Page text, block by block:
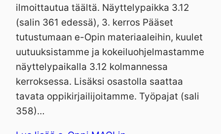
ilmoittautua täältä. Näyttelypaikka 3.12
(salin 361 edessä), 3. kerros Pääset
tutustumaan e-Opin materiaaleihin, kuulet
uutuuksistamme ja kokeiluohjelmastamme
näyttelypaikalla 3.12 kolmannessa
kerroksessa. Lisäksi osastolla saattaa
tavata oppikirjailijoitamme. Työpajat (sali
358)…